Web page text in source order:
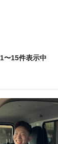
1〜15件表示中